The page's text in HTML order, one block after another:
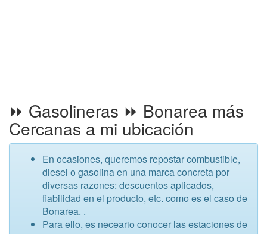
⏩ Gasolineras ⏩ Bonarea más
Cercanas a mi ubicación
En ocasiones, queremos repostar combustible,
diesel o gasolina en una marca concreta por
diversas razones: descuentos aplicados,
fiabilidad en el producto, etc. como es el caso de
Bonarea. .
Para ello, es neceario conocer las estaciones de